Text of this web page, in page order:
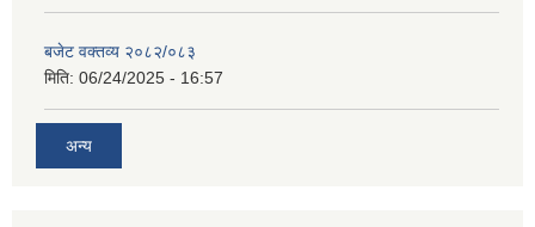
बजेट वक्तव्य २०८२/०८३
मिति: 06/24/2025 - 16:57
अन्य